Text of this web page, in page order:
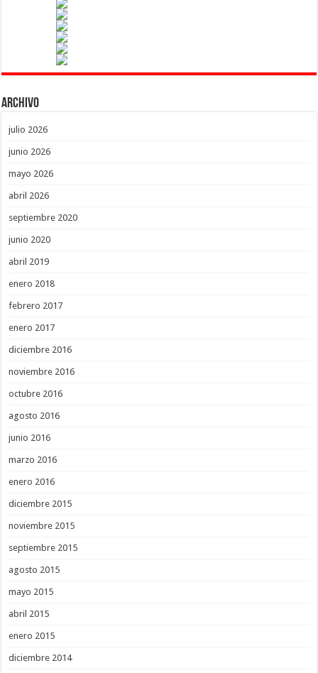
Archivo
julio 2026
junio 2026
mayo 2026
abril 2026
septiembre 2020
junio 2020
abril 2019
enero 2018
febrero 2017
enero 2017
diciembre 2016
noviembre 2016
octubre 2016
agosto 2016
junio 2016
marzo 2016
enero 2016
diciembre 2015
noviembre 2015
septiembre 2015
agosto 2015
mayo 2015
abril 2015
enero 2015
diciembre 2014